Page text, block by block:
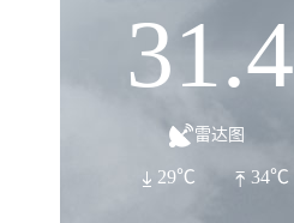
31.4
雷达图
34℃
29℃